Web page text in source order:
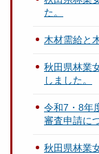
た。
木材需給と
秋田県林業
しました。
令和7・8年
審査申請に
秋田県林業